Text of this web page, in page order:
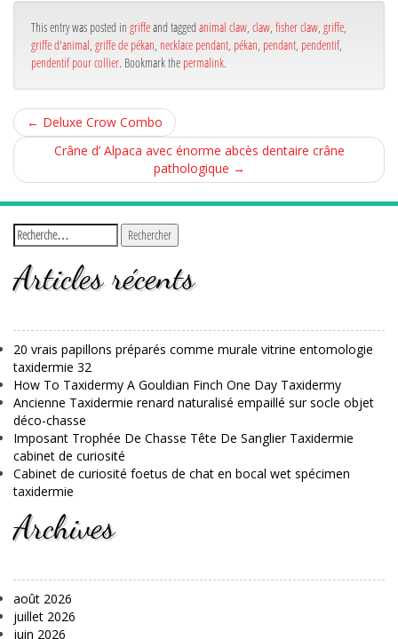
ok r
This entry was posted in griffeand tagged animal claw claw fisher claw griffe
griffe d'animal griffe de pékan necklace pendant pékan pendant pendentif,
pendentif pour collier. Bookmark the permalink.
← Deluxe Crow Combo
Crâne d’ Alpaca avec énorme abcès dentaire crâne
pathologique →
Articles récents
20 vrais papillons préparés comme murale vitrine entomologie
taxidermie 32
How To Taxidermy A Gouldian Finch One Day Taxidermy
Ancienne Taxidermie renard naturalisé empaillé sur socle objet
déco-chasse
Imposant Trophée De Chasse Tête De Sanglier Taxidermie
cabinet de curiosité
Cabinet de curiosité foetus de chat en bocal wet spécimen
taxidermie
Archives
août 2026
juillet 2026
juin 2026